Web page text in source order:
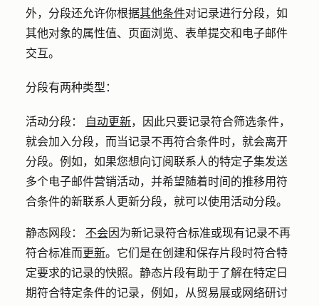
外，分段还允许你根据其他条件对记录进行分段，如
其他对象的属性值、页面浏览、表单提交和电子邮件
交互。
分段有两种类型：
活动分段： 自动更新，因此只要记录符合筛选条件，
就会加入分段，而当记录不再符合条件时，就会离开
分段。例如，如果您想向订阅联系人的特定子集发送
多个电子邮件营销活动，并希望随着时间的推移用符
合条件的新联系人更新分段，就可以使用活动分段。
静态网段： 不会因为新记录符合标准或现有记录不再
符合标准而更新。它们是在创建和保存片段时符合特
定要求的记录的快照。静态片段有助于了解在特定日
期符合特定条件的记录，例如，从贸易展或网络研讨